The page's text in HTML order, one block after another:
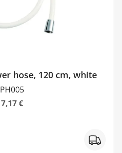
hose, 120 cm, white
PH005
7,17 €